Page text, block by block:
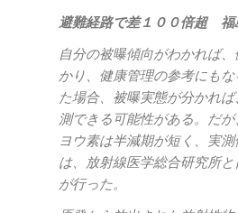
避難経路で差１００倍超 福
自分の被曝傾向がわかれば
かり、健康管理の参考にも
た場合、被曝実態が分かれ
測できる可能性がある。だ
ヨウ素は半減期が短く、実
は、放射線医学総合研究所
が行った。